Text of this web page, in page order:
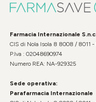
Farmacia Internazionale
CIS di Nola Isola 8 8008 / 8011
P.Iva : 02048690974
Numero REA: NA-929325
Sede operativa:
Parafarmacia Internazionale